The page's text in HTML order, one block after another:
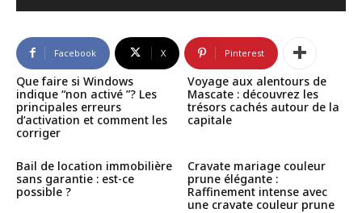
Facebook X Pinterest
Que faire si Windows
indique “non activé ”? Les
principales erreurs
d’activation et comment les
corriger
Voyage aux alentours de
Mascate : découvrez les
trésors cachés autour de la
capitale
Bail de location immobilière
sans garantie : est-ce
possible ?
Cravate mariage couleur
prune élégante :
Raffinement intense avec
une cravate couleur prune